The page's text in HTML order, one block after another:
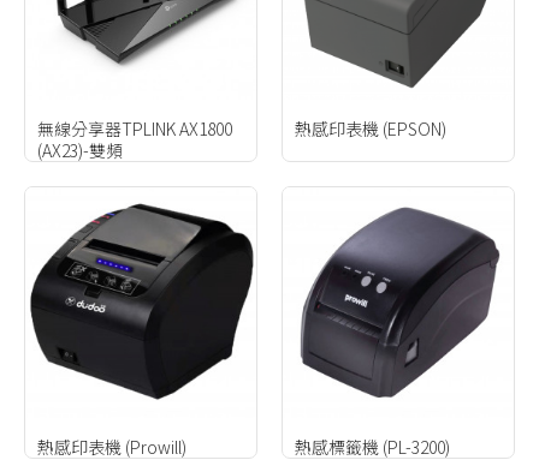
無線分享器TPLINK AX1800
(AX23)-雙頻
熱感印表機 (EPSON)
熱感印表機 (Prowill) 熱感標籤機 (PL-3200)